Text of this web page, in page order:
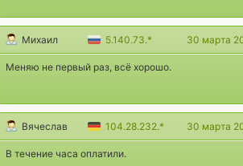
Михаил 5.140.73.* 30 марта
Меняю не первый раз, всё хорошо.
Вячеслав 104.28.232.* 30 марта
В течение часа оплатили.